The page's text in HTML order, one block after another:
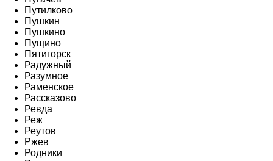
Путилково
Пушкин
Пушкино
Пущино
Пятигорск
Радужный
Разумное
Раменское
Рассказово
Ревда
Реж
Реутов
Ржев
Родники